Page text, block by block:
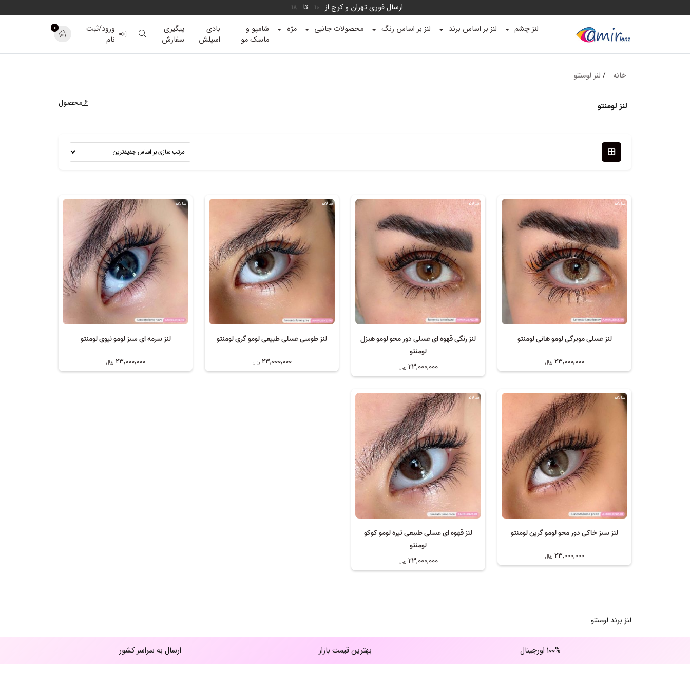
ارسال فوری تهران و کرج از 10 تا 18
لنز چشم لنز بر اساس برند لنز بر اساس رنگ محصولات جانبی مژه
شامپو و
ماسک مو
بادی
اسپلش
پیگیری
سفارش
ورود/ثبت
نام
0
خانه / لنز لومنتو
لنز لومنتو 6محصول
لنز عسلی مویرگی لومو هانی لومنتو
23,000,000 ریال
سالانه
لنز رنگی قهوه ای عسلی دور محو لومو هیزل
لومنتو
23,000,000 ریال
سالانه
لنز طوسی عسلی طبیعی لومو گری لومنتو
23,000,000 ریال
سالانه
لنز سرمه ای سبز لومو نیوی لومنتو
23,000,000 ریال
سالانه
لنز سبز خاکی دور محو لومو گرین لومنتو
23,000,000 ریال
سالانه
لنز قهوه ای عسلی طبیعی تیره لومو کوکو
لومنتو
23,000,000 ریال
سالانه
لنز برند لومنتو
100% اورجینال بهترین قیمت بازار ارسال به سراسر کشور